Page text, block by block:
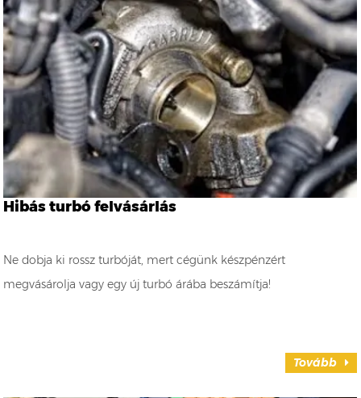
Hibás turbó felvásárlás
Ne dobja ki rossz turbóját, mert cégünk készpénzért
megvásárolja vagy egy új turbó árába beszámítja!
Tovább